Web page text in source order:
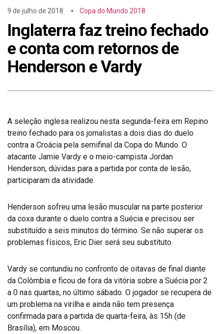
9 de julho de 2018 Copa do Mundo 2018
Inglaterra faz treino fechado
e conta com retornos de
Henderson e Vardy
A seleção inglesa realizou nesta segunda-feira em Repino
treino fechado para os jornalistas a dois dias do duelo
contra a Croácia pela semifinal da Copa do Mundo. O
atacante Jamie Vardy e o meio-campista Jordan
Henderson, dúvidas para a partida por conta de lesão,
participaram da atividade.
Henderson sofreu uma lesão muscular na parte posterior
da coxa durante o duelo contra a Suécia e precisou ser
substituído a seis minutos do término. Se não superar os
problemas físicos, Eric Dier será seu substituto.
Vardy se contundiu no confronto de oitavas de final diante
da Colômbia e ficou de fora da vitória sobre a Suécia por 2
a 0 nas quartas, no último sábado. O jogador se recupera de
um problema na virilha e ainda não tem presença
confirmada para a partida de quarta-feira, às 15h (de
Brasília), em Moscou.